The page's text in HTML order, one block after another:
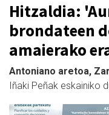
Hitzaldia:
brondateen
amaierako
Antoniano aretoa,
Iñaki Peñak eskainiko